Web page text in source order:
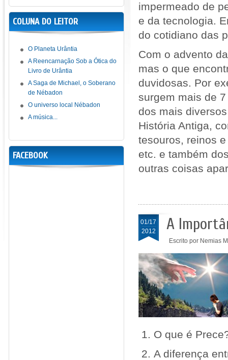
impermeado de
e da tecnologia.
do cotidiano das
Com o advento
mas o que
duvidosas. Por
surgem mais de
dos mais
História Antiga,
tesouros, reinos
etc. e também
outras coisas
01/17
2012
A
Escrito por Nemias
O que é
A diferença
COLUNA DO LEITOR
O Planeta Urântia
A Reencarnação Sob a Ótica do
Livro de Urântia
A Saga de Michael, o Soberano
de Nébadon
O universo local Nébadon
A música...
FACEBOOK